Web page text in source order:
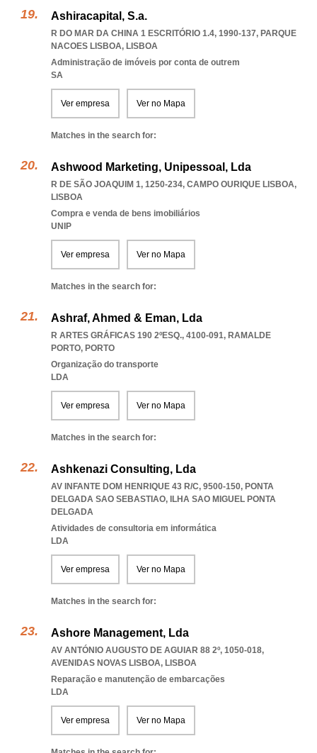
Ashiracapital, S.a.
R DO MAR DA CHINA 1 ESCRITÓRIO 1.4, 1990-137, PARQUE
NACOES LISBOA, LISBOA
Administração de imóveis por conta de outrem
SA
Ver empresa Ver no Mapa
Matches in the search for:
Ashwood Marketing, Unipessoal, Lda
R DE SÃO JOAQUIM 1, 1250-234, CAMPO OURIQUE LISBOA,
LISBOA
Compra e venda de bens imobiliários
UNIP
Ver empresa Ver no Mapa
Matches in the search for:
Ashraf, Ahmed & Eman, Lda
R ARTES GRÁFICAS 190 2ºESQ., 4100-091, RAMALDE
PORTO, PORTO
Organização do transporte
LDA
Ver empresa Ver no Mapa
Matches in the search for:
Ashkenazi Consulting, Lda
AV INFANTE DOM HENRIQUE 43 R/C, 9500-150, PONTA
DELGADA SAO SEBASTIAO, ILHA SAO MIGUEL PONTA
DELGADA
Atividades de consultoria em informática
LDA
Ver empresa Ver no Mapa
Matches in the search for:
Ashore Management, Lda
AV ANTÓNIO AUGUSTO DE AGUIAR 88 2º, 1050-018,
AVENIDAS NOVAS LISBOA, LISBOA
Reparação e manutenção de embarcações
LDA
Ver empresa Ver no Mapa